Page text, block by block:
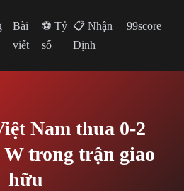
Bài
viết
⚽ Tỷ
số
📋 Nhận
Định
99score
Nam thua 0-2
trong trận giao
hữu